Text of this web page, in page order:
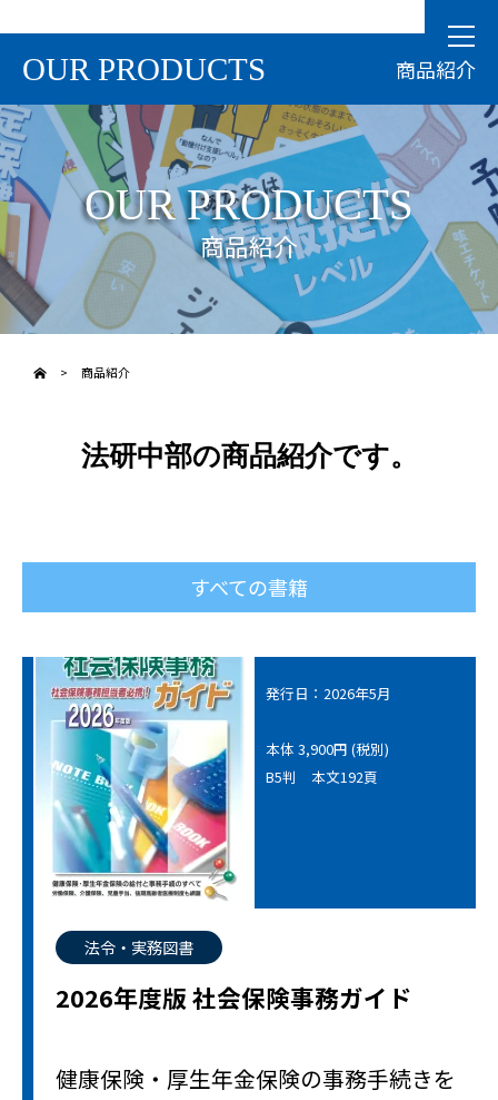
OUR PRODUCTS 商品紹介
OUR PRODUCTS
商品紹介
> 商品紹介
法研中部の商品紹介です。
すべての書籍
発行日：2026年5月
本体 3,900円 (税別)
B5判 本文192頁
法令・実務図書
2026年度版 社会保険事務ガイド
健康保険・厚生年金保険の事務手続きを